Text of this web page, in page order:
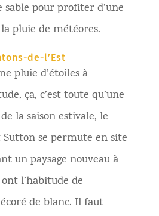
sable pour profiter d’une
pluie de météores.
de-l’Est
pluie d’étoiles à
ça, c’est toute qu’une
la saison estivale, le
se permute en site
un paysage nouveau à
l’habitude de
de blanc. Il faut